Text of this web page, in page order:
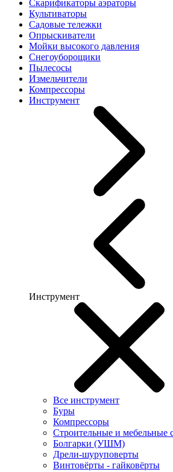
Скарификаторы аэраторы
Культиваторы
Садовые тележки
Опрыскиватели
Мойки высокого давления
Снегоуборощики
Пылесосы
Измельчители
Компрессоры
Инструмент
Инструмент
Все инструмент
Буры
Компрессоры
Строительные и мебельные
Болгарки (УШМ)
Дрели-шуруповерты
Винтовёрты - гайковёрты